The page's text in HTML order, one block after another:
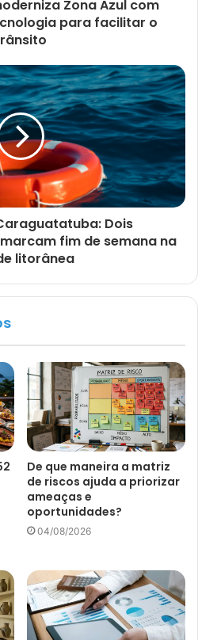
Zona Azul com
para facilitar o
Dois
fim de semana na
litorânea
De que maneira a matriz
de riscos ajuda a priorizar
ameaças e
oportunidades?
04/08/2026